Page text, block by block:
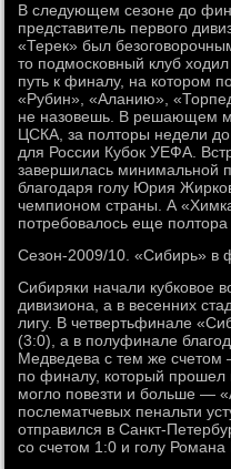
В следующем сезоне до
представитель первого
«Терек» был
то подмосковный клуб
путь к финалу, на котором
«Рубин», «Аланию»,
не назовешь. В решающем
ЦСКА, за полторы недели
для России Кубок УЕФА.
завершилась минимальной
благодаря голу Юрия
чемпионом страны. А
потребовалось еще полтора
Сезон-2009/10. «Сибирь» в
Сибиряки начали кубковое
дивизиона, а в весенних
лигу. В четвертьфинале
(3:0), а в полуфинале
Медведева с тем же
по финалу, который прошел
могло повезти и больше —
послематчевых пенальти
отправился в Санкт-
со счетом 1:0 и голу